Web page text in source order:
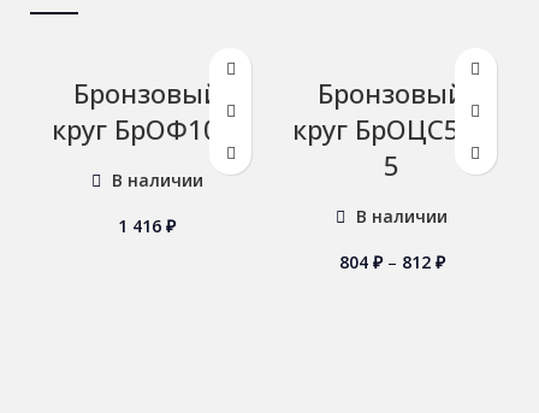
Бронзовый
круг БрОФ10-1
В наличии
1 416 ₽
Бронзовый
круг БрОЦС5-5-
5
В наличии
804 ₽ – 812 ₽